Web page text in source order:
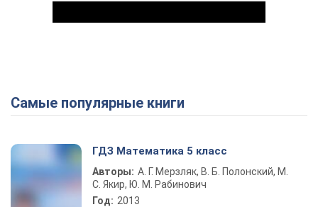
Play Video
Самые популярные книги
ГДЗ Математика 5 класс
Авторы: А. Г. Мерзляк, В. Б. Полонский, М.
С. Якир, Ю. М. Рабинович
Год: 2013